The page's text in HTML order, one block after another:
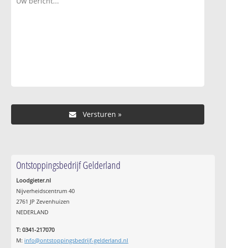
Ontstoppingsbedrijf Gelderland
Loodgieter.nl
Nijverheidscentrum 40
2761 JP Zevenhuizen
NEDERLAND
T: 0341-217070
M: info@ontstoppingsbedrijf-gelderland.nl